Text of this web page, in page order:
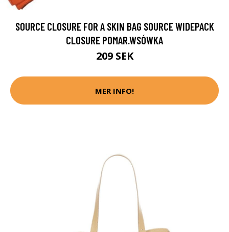
SOURCE CLOSURE FOR A SKIN BAG SOURCE WIDEPACK
CLOSURE POMAR.WSÓWKA
209 SEK
MER INFO!